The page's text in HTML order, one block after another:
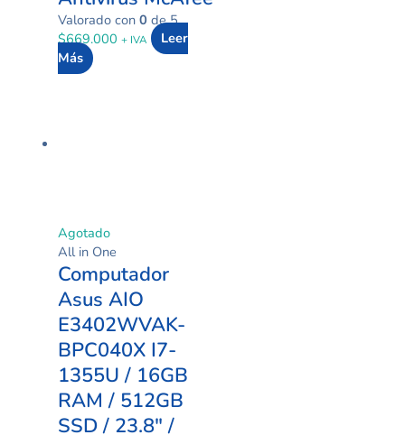
Valorado con 0 de 5
$669.000 + IVA
Leer
Más
Agotado
All in One
Computador
Asus AIO
E3402WVAK-
BPC040X I7-
1355U / 16GB
RAM / 512GB
SSD / 23.8″ /